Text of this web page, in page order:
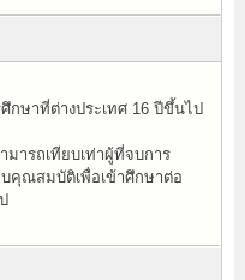
ษาที่ต่างประเทศ 16 ปีขึ้นไป
ารถเทียบเท่าผู้ที่จบการ
คุณสมบัติเพื่อเข้าศึกษาต่อ